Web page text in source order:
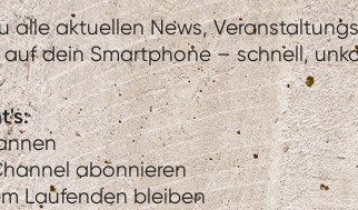
alle aktuellen News,
dein Smartphone – schnell,
abonnieren
Laufenden bleiben